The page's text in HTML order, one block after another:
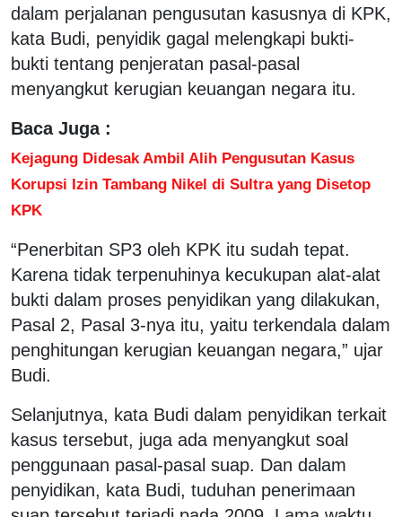
dalam perjalanan pengusutan kasusnya di KPK,
kata Budi, penyidik gagal melengkapi bukti-
bukti tentang penjeratan pasal-pasal
menyangkut kerugian keuangan negara itu.
Baca Juga :
Kejagung Didesak Ambil Alih Pengusutan Kasus
Korupsi Izin Tambang Nikel di Sultra yang Disetop
KPK
“Penerbitan SP3 oleh KPK itu sudah tepat.
Karena tidak terpenuhinya kecukupan alat-alat
bukti dalam proses penyidikan yang dilakukan,
Pasal 2, Pasal 3-nya itu, yaitu terkendala dalam
penghitungan kerugian keuangan negara,” ujar
Budi.
Selanjutnya, kata Budi dalam penyidikan terkait
kasus tersebut, juga ada menyangkut soal
penggunaan pasal-pasal suap. Dan dalam
penyidikan, kata Budi, tuduhan penerimaan